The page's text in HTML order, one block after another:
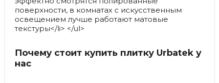
поверхности, в комнатах с искусственным
освещением лучше работают матовые
текстуры</li> </ul>
Почему стоит купить плитку Urbatek у
нас